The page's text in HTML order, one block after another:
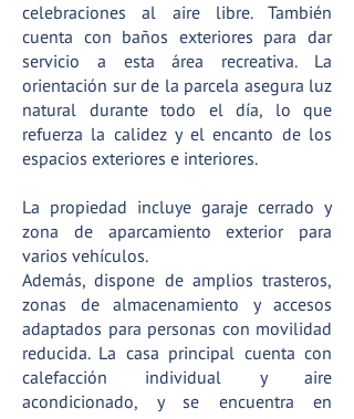
celebraciones al aire libre. También
cuenta con baños exteriores para dar
servicio a esta área recreativa. La
orientación sur de la parcela asegura luz
natural durante todo el día, lo que
refuerza la calidez y el encanto de los
espacios exteriores e interiores.
La propiedad incluye garaje cerrado y
zona de aparcamiento exterior para
varios vehículos.
Además, dispone de amplios trasteros,
zonas de almacenamiento y accesos
adaptados para personas con movilidad
reducida. La casa principal cuenta con
calefacción individual y aire
acondicionado, y se encuentra en